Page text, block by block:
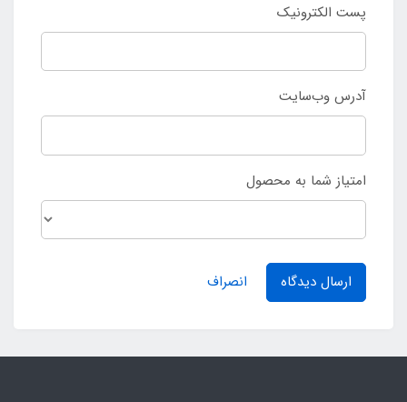
پست الکترونیک
آدرس وب‌سایت
امتیاز شما به محصول
ارسال دیدگاه انصراف